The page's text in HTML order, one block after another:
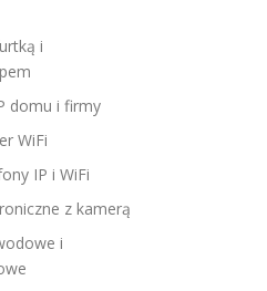
i
domu i firmy
WiFi
IP i WiFi
z kamerą
i